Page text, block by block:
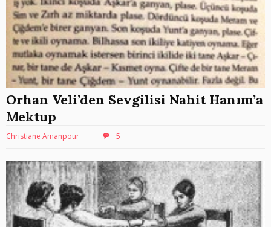
Orhan Veli’den Sevgilisi Nahit Hanım’a
Mektup
Christiane Amanpour 5